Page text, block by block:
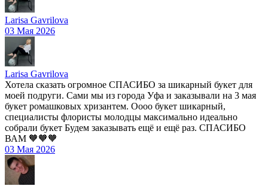
Larisa Gavrilova
03 Мая 2026
Larisa Gavrilova
Хотела сказать огромное СПАСИБО за шикарный букет для
моей подруги. Сами мы из города Уфа и заказывали на 3 мая
букет ромашковых хризантем. Оооо букет шикарный,
специалисты флористы молодцы максимально идеально
собрали букет Будем заказывать ещё и ещё раз. СПАСИБО
ВАМ 🧡🧡🧡
03 Мая 2026